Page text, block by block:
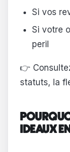
Si vos
Si votre
peril
👉
statuts, la
IDEAUX